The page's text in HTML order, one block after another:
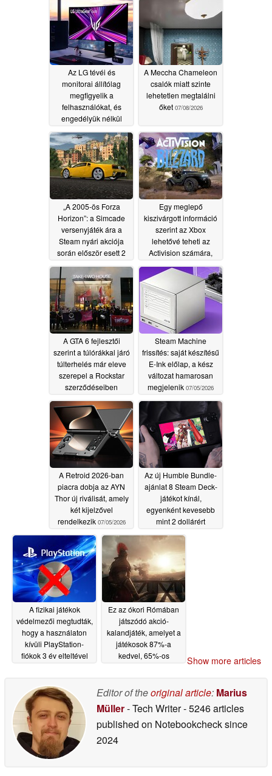
Az LG tévéi és
monitorai állítólag
megfigyelik a
felhasználókat, és
engedélyük nélkül
telepítenek felesleges
szoftvereket07/17/2026
A Meccha Chameleon
csalók miatt szinte
lehetetlen megtalálni
őket 07/08/2026
„A 2005-ös Forza
Horizon”: a Simcade
versenyjáték ára a
Steam nyári akciója
során először esett 2
dollár alá07/06/2026
Egy meglepő
kiszivárgott információ
szerint az Xbox
lehetővé teheti az
Activision számára,
hogy vezesse a „Halo:
Campaign Evolved”
stúdiót
07/06/2026
A GTA 6 fejlesztői
szerint a túlórákkal járó
túlterhelés már eleve
szerepel a Rockstar
szerződéseiben
07/06/2026
Steam Machine
frissítés: saját készítésű
E-Ink előlap, a kész
változat hamarosan
megjelenik 07/05/2026
A Retroid 2026-ban
piacra dobja az AYN
Thor új riválisát, amely
két kijelzővel
rendelkezik 07/05/2026
Az új Humble Bundle-
ajánlat 8 Steam Deck-
játékot kínál,
egyenként kevesebb
mint 2 dollárért
07/05/2026
A fizikai játékok
védelmezői megtudták,
hogy a használaton
kívüli PlayStation-
fiókok 3 év elteltével
Ez az ókori Rómában
játszódó akció-
kalandjáték, amelyet a
játékosok 87%-a
kedvel, 65%-os
07/05/2026
Show more articles
Editor of theoriginal article: Marius
Müller- Tech Writer- 5246 articles
published on Notebookchecksince
2024